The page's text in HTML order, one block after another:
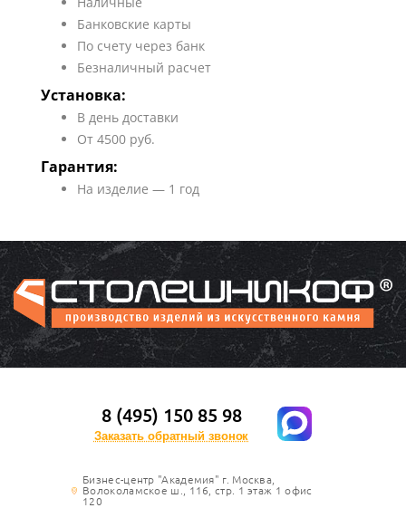
Банковские карты
По счету через банк
Безналичный расчет
Установка:
В день доставки
От 4500 руб.
Гарантия:
На изделие — 1 год
8 (495) 150 85 98
Заказать обратный звонок
Бизнес-центр "Академия" г. Москва,
Волоколамское ш., 116, стр. 1 этаж 1 офис
120